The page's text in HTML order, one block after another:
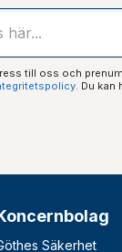
till oss och
. Du
Säkerhet